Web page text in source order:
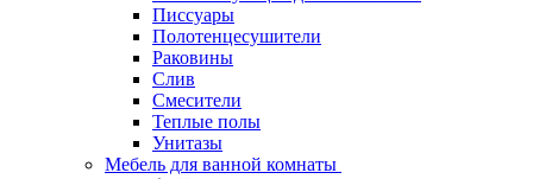
Писсуары
Полотенцесушители
Раковины
Слив
Смесители
Теплые полы
Унитазы
Мебель для ванной комнаты